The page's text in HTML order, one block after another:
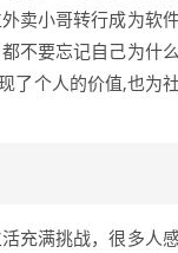
卖小哥转行成为软
不要忘记自己为什么
了个人的价值,也为社
充满挑战，很多人